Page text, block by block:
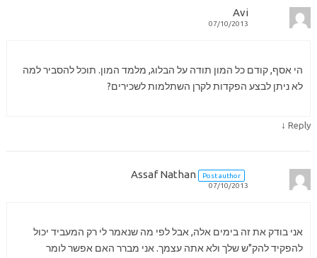
Avi
07/10/2013
הי אסף, קודם כל המון תודה על הבלוג, מלמד המון. תוכל להסביר למה
לא ניתן לבצע הפקדות לקרן השתלמות לשכירים?
Reply
↓
Assaf Nathan
Post author
07/10/2013
אני בודק את זה בימים אלה, אבל לפי מה שנאמר לי רק המעביד יכול
להפקיד להק"ש שלך ולא אתה עצמך. אני מברר האם אפשר לומר